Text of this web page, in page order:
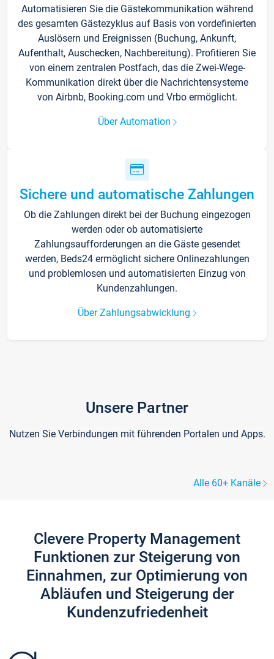
Automatisieren Sie die Gästekommunikation während
des gesamten Gästezyklus auf Basis von vordefinierten
Auslösern und Ereignissen (Buchung, Ankunft,
Aufenthalt, Auschecken, Nachbereitung). Profitieren Sie
von einem zentralen Postfach, das die Zwei-Wege-
Kommunikation direkt über die Nachrichtensysteme
von Airbnb, Booking.com und Vrbo ermöglicht.
Über Automation
Sichere und automatische Zahlungen
Ob die Zahlungen direkt bei der Buchung eingezogen
werden oder ob automatisierte
Zahlungsaufforderungen an die Gäste gesendet
werden, Beds24 ermöglicht sichere Onlinezahlungen
und problemlosen und automatisierten Einzug von
Kundenzahlungen.
Über Zahlungsabwicklung
Unsere Partner
Nutzen Sie Verbindungen mit führenden Portalen und Apps.
Alle 60+ Kanäle
Clevere Property Management
Funktionen zur Steigerung von
Einnahmen, zur Optimierung von
Abläufen und Steigerung der
Kundenzufriedenheit